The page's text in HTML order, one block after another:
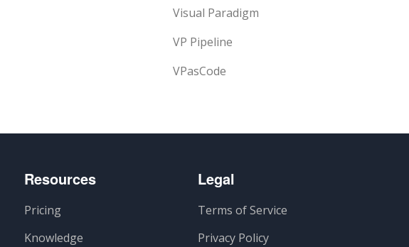
Visual Paradigm
VP Pipeline
VPasCode
Resources
Pricing
Knowledge
Legal
Terms of Service
Privacy Policy